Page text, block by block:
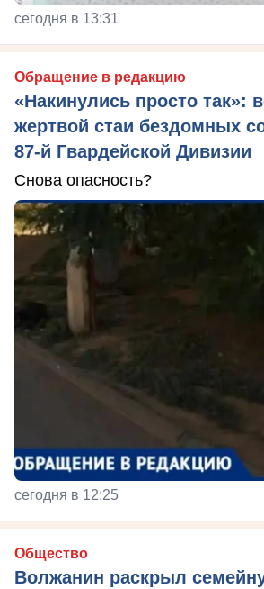
сегодня в 13:31
Обращение в редакцию
«Накинулись просто так»:
жертвой стаи бездомных
87-й Гвардейской Дивизии
Снова опасность?
сегодня в 12:25
Общество
Волжанин раскрыл